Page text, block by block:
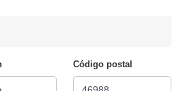
Código postal